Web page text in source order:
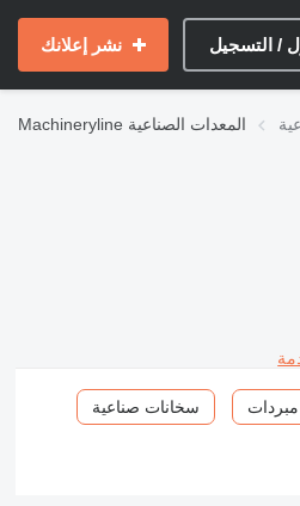
/ التسجيل نشر إعلانك
Machineryline المعدات الصناعية
سخانات صناعية